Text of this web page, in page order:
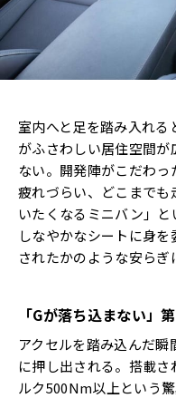
室内へと足を踏み入れ
がふさわしい居住空間
ない。開発陣がこだわっ
疲れづらい、どこまでも
いたくなるミニバン」と
しなやかなシートに身
されたかのような安らぎ
「Gが落ち込まない」
アクセルを踏み込んだ
に押し出される。搭載
ルク500Nm以上という